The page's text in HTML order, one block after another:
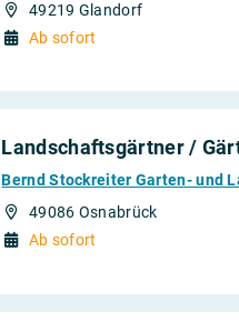
49219 Glandorf
Ab sofort
Landschaftsgärtner /
Bernd Stockreiter Garten- und
49086 Osnabrück
Ab sofort